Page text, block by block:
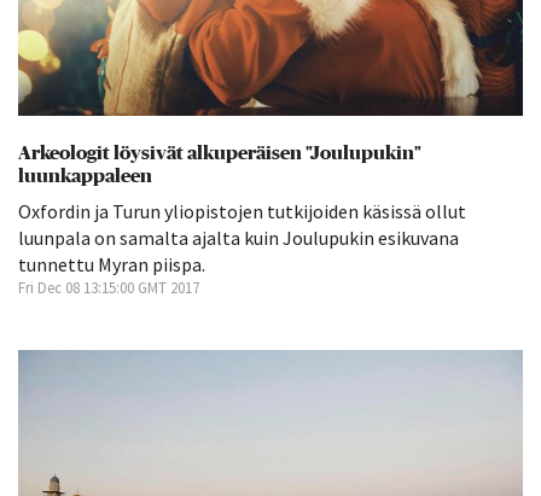
Arkeologit löysivät alkuperäisen "Joulupukin"
luunkappaleen
Oxfordin ja Turun yliopistojen tutkijoiden käsissä ollut
luunpala on samalta ajalta kuin Joulupukin esikuvana
tunnettu Myran piispa.
Fri Dec 08 13:15:00 GMT 2017